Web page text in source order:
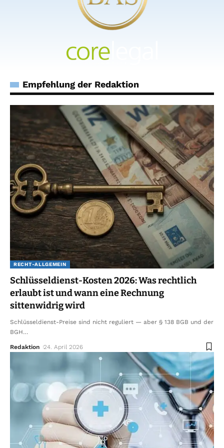
Empfehlung der Redaktion
RECHT-ALLGEMEIN
Schlüsseldienst-Kosten 2026: Was rechtlich
erlaubt ist und wann eine Rechnung
sittenwidrig wird
Schlüsseldienst-Preise sind nicht reguliert — aber § 138 BGB und der
BGH…
Redaktion 24. April 2026